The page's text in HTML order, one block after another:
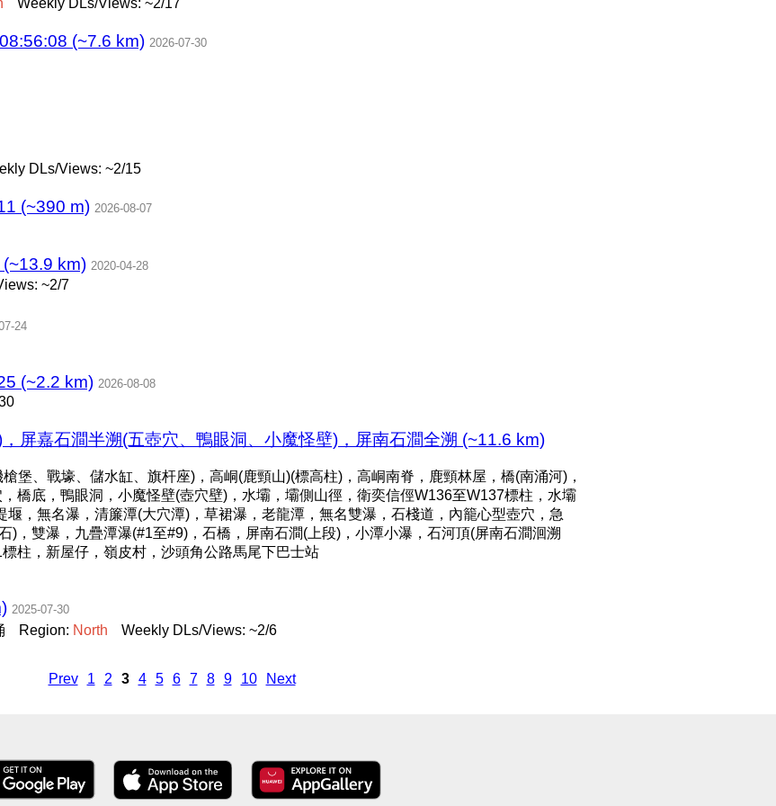
Weekly DLs/Views: ~2/17
(~7.6 km) 2026-07-30
DLs/Views: ~2/15
(~390 m) 2026-08-07
km) 2020-04-28
~2/7
24
(~2.2 km) 2026-08-08
屏嘉石澗半溯(五壺穴、鴨眼洞、小魔怪壁)，屏南石澗全溯 (~11.6 km)
堡、戰壕、儲水缸、旗杆座)，高峒(鹿頸山)(標高柱)，高峒南脊，鹿頸林屋，橋(南涌河)，
橋底，鴨眼洞，小魔怪壁(壺穴壁)，水壩，壩側山徑，衛奕信俓W136至W137標柱，水壩
堰，無名瀑，清簾潭(大穴潭)，草裙瀑，老龍潭，無名雙瀑，石棧道，內籠心型壺穴，急
)，雙瀑，九疊潭瀑(#1至#9)，石橋，屏南石澗(上段)，小潭小瀑，石河頂(屏南石澗洄溯
柱，新屋仔，嶺皮村，沙頭角公路馬尾下巴士站
2025-07-30
Region: North Weekly DLs/Views: ~2/6
Prev 1 2 3 4 5 6 7 8 9 10 Next